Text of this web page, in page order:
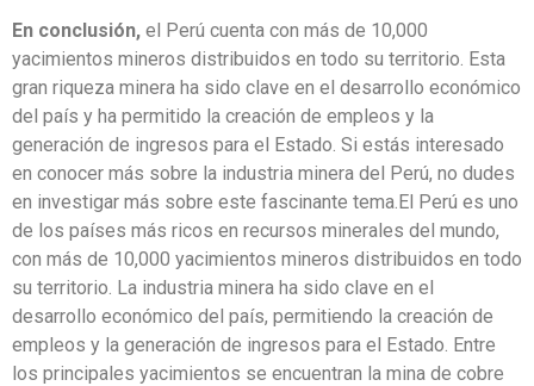
En conclusión, el Perú cuenta con más de 10,000
yacimientos mineros distribuidos en todo su territorio. Esta
gran riqueza minera ha sido clave en el desarrollo económico
del país y ha permitido la creación de empleos y la
generación de ingresos para el Estado. Si estás interesado
en conocer más sobre la industria minera del Perú, no dudes
en investigar más sobre este fascinante tema.El Perú es uno
de los países más ricos en recursos minerales del mundo,
con más de 10,000 yacimientos mineros distribuidos en todo
su territorio. La industria minera ha sido clave en el
desarrollo económico del país, permitiendo la creación de
empleos y la generación de ingresos para el Estado. Entre
los principales yacimientos se encuentran la mina de cobre